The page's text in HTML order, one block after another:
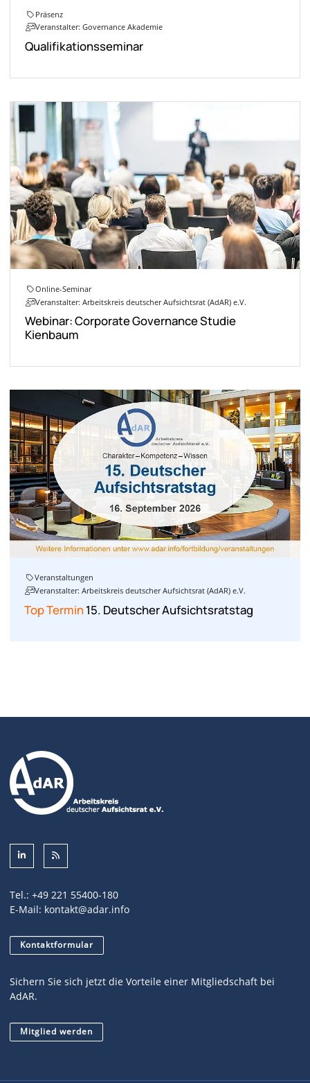
Präsenz
Veranstalter: Governance Akademie
Qualifikationsseminar
Online-Seminar
Veranstalter: Arbeitskreis deutscher Aufsichtsrat (AdAR) e.V.
Webinar: Corporate Governance Studie
Kienbaum
Veranstaltungen
Veranstalter: Arbeitskreis deutscher Aufsichtsrat (AdAR) e.V.
Top Termin15. Deutscher Aufsichtsratstag
Tel.: +49 221 55400-180
E-Mail: kontakt@adar.info
Kontaktformular
Sichern Sie sich jetzt die Vorteile einer Mitgliedschaft bei
AdAR.
Mitglied werden